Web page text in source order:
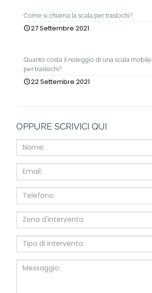
Come si chiama la scala per traslochi?
27 Settembre 2021
Quanto costa il noleggio di una scala mobile
per traslochi?
22 Settembre 2021
OPPURE SCRIVICI QUI
Nome:
Email:
Telefono:
Zona
d'intervento:
Tipo
intervento:
Messaggio: